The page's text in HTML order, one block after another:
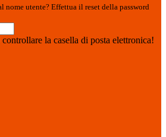
nome utente? Effettua il reset della password
la casella di posta elettronica!